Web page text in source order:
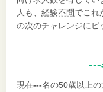
人も、 経験不問でこれ
の次のチャレンジにピ
---
現在---名の50歳以上